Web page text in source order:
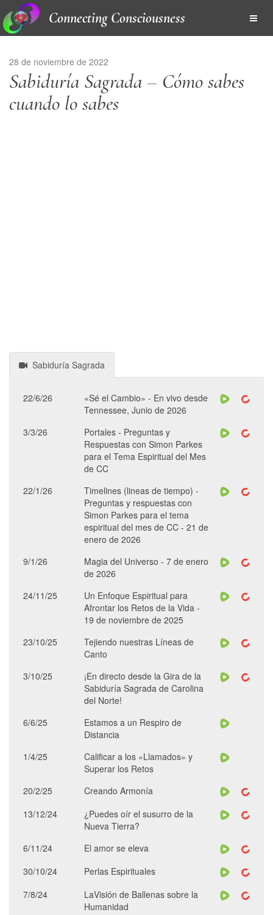
Connecting Consciousness
28 de noviembre de 2022
Sabiduría Sagrada – Cómo sabes
cuando lo sabes
Sabiduría Sagrada
22/6/26
«Sé el Cambio» - En vivo desde
Tennessee, Junio de 2026
3/3/26
Portales - Preguntas y
Respuestas con Simon Parkes
para el Tema Espiritual del Mes
de CC
22/1/26
Timelines (lineas de tiempo) -
Preguntas y respuestas con
Simon Parkes para el tema
espiritual del mes de CC - 21 de
enero de 2026
9/1/26
Magia del Universo - 7 de enero
de 2026
24/11/25
Un Enfoque Espiritual para
Afrontar los Retos de la Vida -
19 de noviembre de 2025
23/10/25
Tejiendo nuestras Líneas de
Canto
3/10/25
¡En directo desde la Gira de la
Sabiduría Sagrada de Carolina
del Norte!
6/6/25
Estamos a un Respiro de
Distancia
1/4/25
Calificar a los «Llamados» y
Superar los Retos
20/2/25
Creando Armonía
13/12/24
¿Puedes oír el susurro de la
Nueva Tierra?
6/11/24
El amor se eleva
30/10/24
Perlas Espirituales
7/8/24
LaVisión de Ballenas sobre la
Humanidad